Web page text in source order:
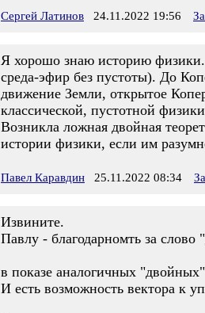
Сергей Латинов 24.11.2022 19:56
Я хорошо знаю историю физики.
среда-эфир без пустоты). До
движение Земли, открытое
классической, пустотной
Возникла ложная двойная
истории физики, если им
Павел Каравдин 25.11.2022 08:34
Извините.
Павлу - благодарномть за слово
в показе аналогичных
И есть возможность вектора к